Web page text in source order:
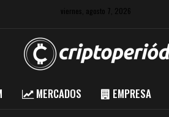
viernes, agosto 7, 2026
MERCADOS EMPRESA